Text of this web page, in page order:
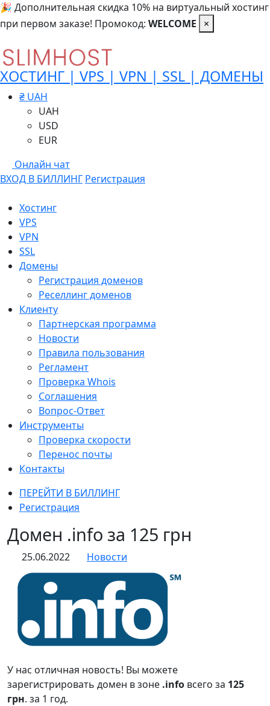
🎉 Дополнительная скидка 10% на виртуальный хостинг
при первом заказе! Промокод: WELCOME ×
ХОСТИНГ | VPS | VPN | SSL | ДОМЕНЫ
₴ UAH
UAH
USD
EUR
Онлайн чат
ВХОД В БИЛЛИНГ Регистрация
Хостинг
VPS
VPN
SSL
Домены
Регистрация доменов
Реселлинг доменов
Клиенту
Партнерская программа
Новости
Правила пользования
Регламент
Проверка Whois
Соглашения
Вопрос-Ответ
Инструменты
Проверка скорости
Перенос почты
Контакты
ПЕРЕЙТИ В БИЛЛИНГ
Регистрация
Домен .info за 125 грн
25.06.2022 Новости
У нас отличная новость! Вы можете
зарегистрировать домен в зоне .info всего за 125
грн. за 1 год.